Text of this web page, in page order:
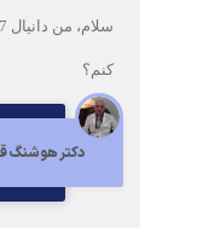
کنم؟
دکتر هوشنگ